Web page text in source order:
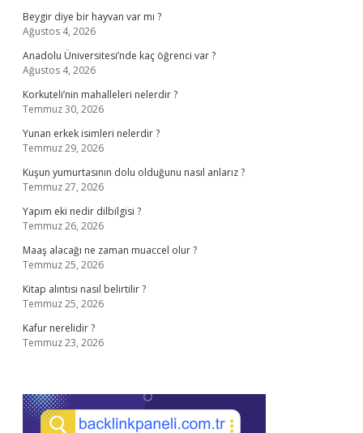
Beygir diye bir hayvan var mı ?
Ağustos 4, 2026
Anadolu Üniversitesi’nde kaç öğrenci var ?
Ağustos 4, 2026
Korkuteli’nin mahalleleri nelerdir ?
Temmuz 30, 2026
Yunan erkek isimleri nelerdir ?
Temmuz 29, 2026
Kuşun yumurtasının dolu olduğunu nasıl anlarız ?
Temmuz 27, 2026
Yapım eki nedir dilbilgisi ?
Temmuz 26, 2026
Maaş alacağı ne zaman muaccel olur ?
Temmuz 25, 2026
Kitap alıntısı nasıl belirtilir ?
Temmuz 25, 2026
Kafur nerelidir ?
Temmuz 23, 2026